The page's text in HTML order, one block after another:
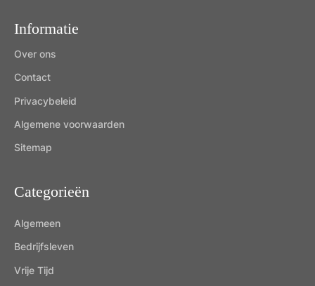
Informatie
Over ons
Contact
Privacybeleid
Algemene voorwaarden
Sitemap
Categorieën
Algemeen
Bedrijfsleven
Vrije Tijd